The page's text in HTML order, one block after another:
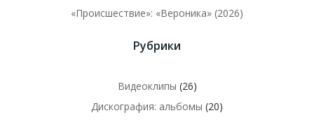
«Происшествие»: «Вероника» (2026)
Рубрики
Видеоклипы (26)
Дискография: альбомы (20)